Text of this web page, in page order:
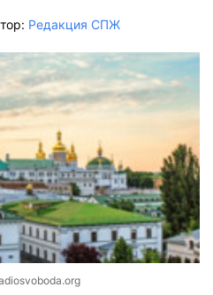
Редакция СПЖ